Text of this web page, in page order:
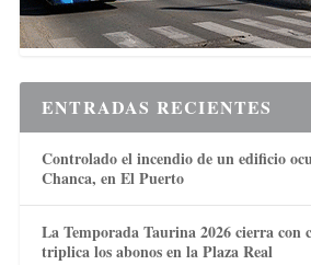
ENTRADAS RECIENTES
Controlado el incendio de un edificio
Chanca, en El Puerto
La Temporada Taurina 2026 cierra con
triplica los abonos en la Plaza Real